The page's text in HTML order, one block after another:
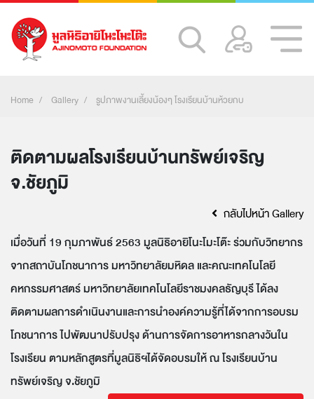
Home Gallery รูปภาพงานเลี้ยงน้องๆ โรงเรียนบ้านห้วยกบ
ติดตามผลโรงเรียนบ้านทรัพย์เจริญ
จ.ชัยภูมิ
กลับไปหน้า Gallery
เมื่อวันที่ 19 กุมภาพันธ์ 2563 มูลนิธิอายิโนะโมะโต๊ะ ร่วมกับวิทยากร
จากสถาบันโภชนาการ มหาวิทยาลัยมหิดล และคณะเทคโนโลยี
คหกรรมศาสตร์ มหาวิทยาลัยเทคโนโลยีราชมงคลธัญบุรี ได้ลง
ติดตามผลการดำเนินงานและการนำองค์ความรู้ที่ได้จากการอบรม
โภชนาการ ไปพัฒนาปรับปรุง ด้านการจัดการอาหารกลางวันใน
โรงเรียน ตามหลักสูตรที่มูลนิธิฯได้จัดอบรมให้ ณ โรงเรียนบ้าน
ทรัพย์เจริญ จ.ชัยภูมิ